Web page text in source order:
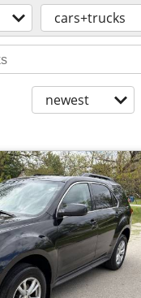
cars+trucks
newest